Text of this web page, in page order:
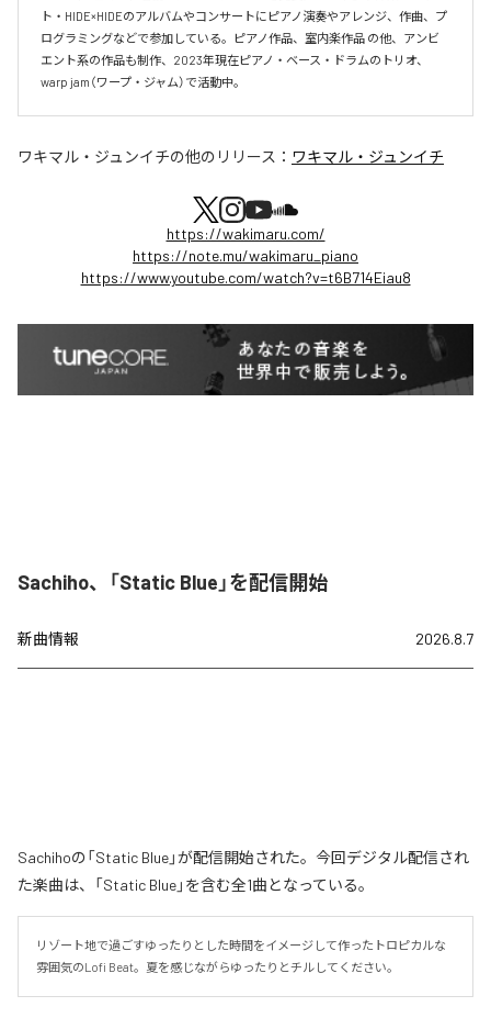
ト・HIDE×HIDEのアルバムやコンサートにピアノ演奏やアレンジ、作曲、プ
ログラミングなどで参加している。ピアノ作品、室内楽作品 の他、アンビ
エント系の作品も制作、2023年現在ピアノ・ベース・ドラムのトリオ、
warp jam（ワープ・ジャム）で活動中。
ワキマル・ジュンイチの他のリリース： ワキマル・ジュンイチ
https://wakimaru.com/
https://note.mu/wakimaru_piano
https://www.youtube.com/watch?v=t6B714Eiau8
Sachiho、「Static Blue」を配信開始
新曲情報 2026.8.7
Sachihoの「Static Blue」が配信開始された。今回デジタル配信され
た楽曲は、「Static Blue」を含む全1曲となっている。
リゾート地で過ごすゆったりとした時間をイメージして作ったトロピカルな
雰囲気のLofi Beat。夏を感じながらゆったりとチルしてください。